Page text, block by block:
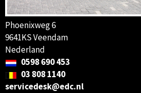
Phoenixweg 6
9641KS Veendam
Nederland
0598 690 453
03 808 1140
servicedesk@edc.nl